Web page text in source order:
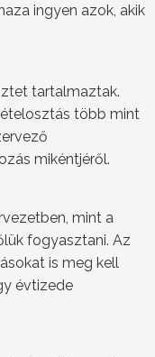
ingyen azok, akik
tartalmaztak.
több mint
mikéntjéről.
mint a
fogyasztani. Az
is meg kell
évtizede